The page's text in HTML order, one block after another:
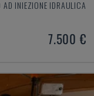
AD INIEZIONE IDRAULICA
7.500 €